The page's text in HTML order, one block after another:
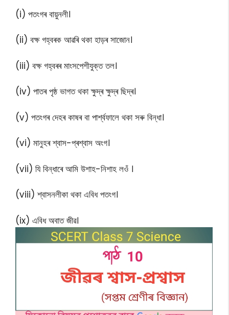
(i) পতংগৰ বায়ুনলী।
(ii) বক্ষ গহ্বৰক আৱৰি থকা হাড়ৰ সাজোন।
(iii) বক্ষ গহ্বৰৰ মাংসপেশীযুক্ত তল।
(iv) পাতৰ পৃষ্ঠ ভাগত থকা ক্ষুদ্ৰ ক্ষুদ্ৰ ছিদ্ৰ।
(v) পতংগৰ দেহৰ কাষৰ বা পাৰ্শ্বফালে থকা সৰু বিন্ধা।
(vi) মানুহৰ শ্বাস-প্ৰশ্বাস অংগ।
(vii) যি বিন্ধাৰে আমি উশাহ-নিশাহ লওঁ ।
(viii) শ্বাসনলীকা থকা এবিধ পতংগ।
(ix) এবিধ অবাত জীৱ।